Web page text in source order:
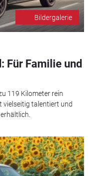
Bildergalerie
Für Familie und
119 Kilometer rein
vielseitig talentiert und